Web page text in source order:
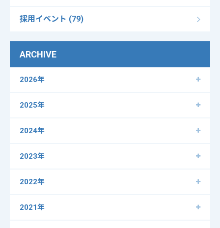
採用イベント (79)
ARCHIVE
2026年
2025年
2024年
2023年
2022年
2021年